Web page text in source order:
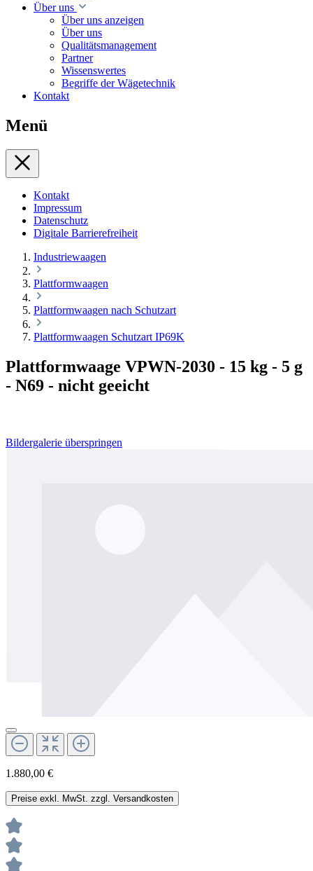
Über uns
Über uns anzeigen
Über uns
Qualitätsmanagement
Partner
Wissenswertes
Begriffe der Wägetechnik
Kontakt
Menü
Kontakt
Impressum
Datenschutz
Digitale Barrierefreiheit
Industriewaagen
Plattformwaagen
Plattformwaagen nach Schutzart
Plattformwaagen Schutzart IP69K
Plattformwaage VPWN-2030 - 15 kg - 5 g
- N69 - nicht geeicht
Bildergalerie überspringen
1.880,00 €
Preise exkl. MwSt. zzgl. Versandkosten